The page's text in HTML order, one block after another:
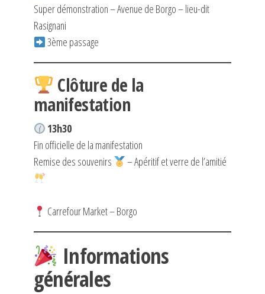
Super démonstration – Avenue de Borgo – lieu-dit
Rasignani
3ème passage
Clôture de la
manifestation
13h30
Fin officielle de la manifestation
Remise des souvenirs
– Apéritif et verre de l’amitié
Carrefour Market – Borgo
Informations
générales